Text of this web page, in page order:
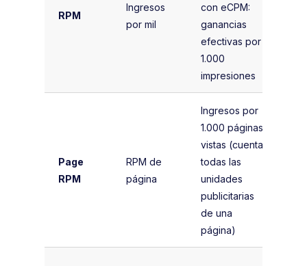
RPM
Ingresos
por mil
con eCPM:
ganancias
efectivas por
1.000
impresiones
Page
RPM
RPM de
página
Ingresos por
1.000 páginas
vistas (cuenta
todas las
unidades
publicitarias
de una
página)